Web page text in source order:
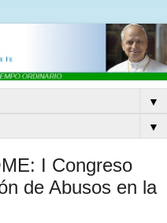
▼
▼
I Congreso
de Abusos en la